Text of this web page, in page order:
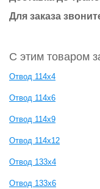
Для заказа
С этим товаром
Отвод 114х4
Отвод 114х6
Отвод 114х9
Отвод 114х12
Отвод 133х4
Отвод 133х6